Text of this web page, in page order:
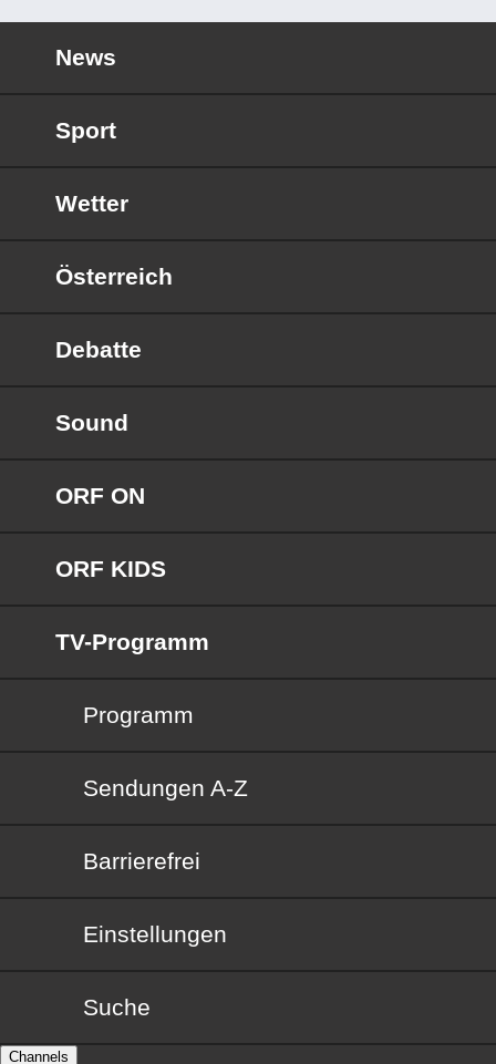
News
Sport
Wetter
Österreich
Debatte
Sound
ORF ON
ORF KIDS
TV-Programm
Programm
Sendungen von A bis Z
Sendungen A-Z
Barrierefrei
Barrierefrei
Einstellungen
Suche
Channels